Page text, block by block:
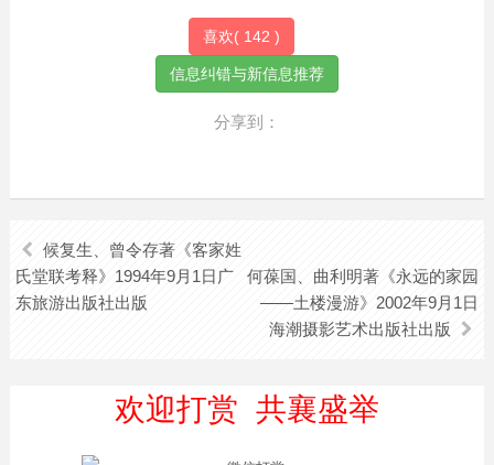
喜欢( 142 )
分享到：
候复生、曾令存著《客家姓
氏堂联考释》1994年9月1日广
东旅游出版社出版
何葆国、曲利明著《永远的家园
——土楼漫游》2002年9月1日
海潮摄影艺术出版社出版
欢迎打赏 共襄盛举